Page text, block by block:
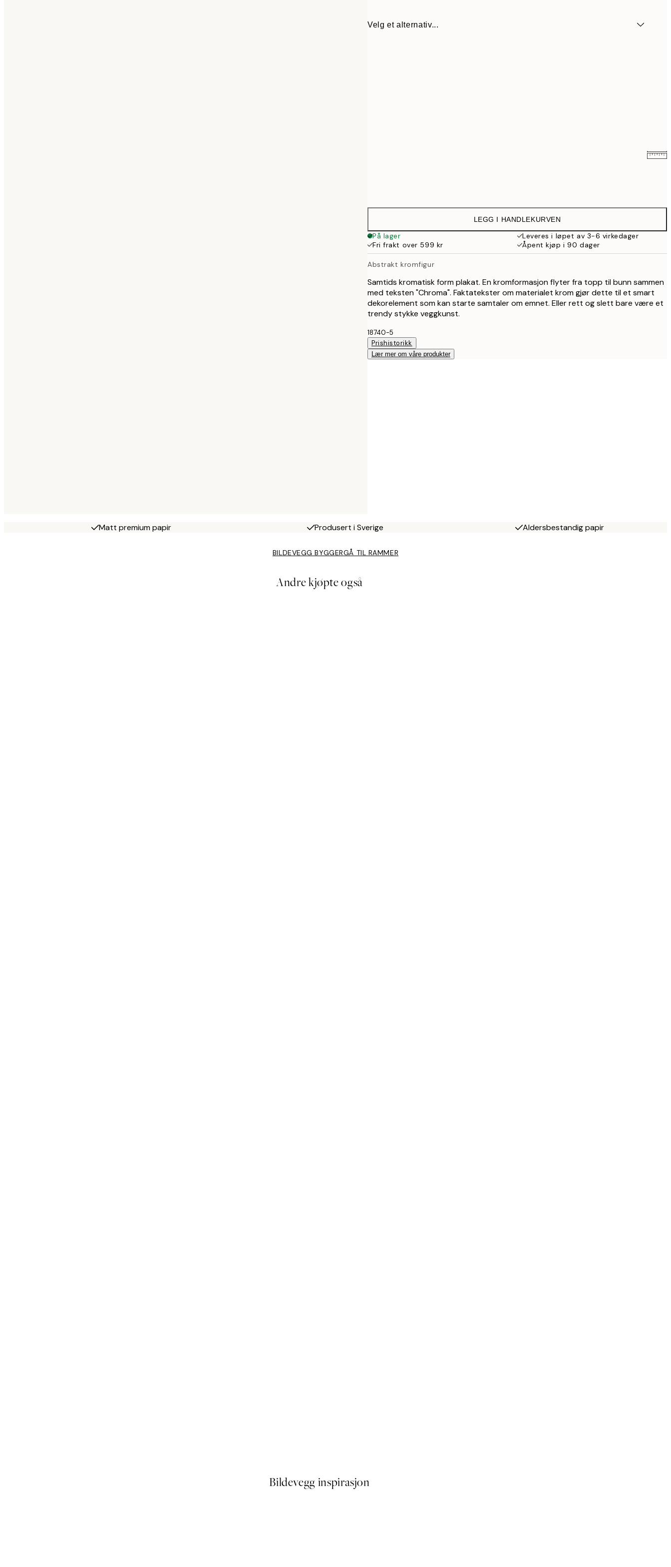
Velg et alternativ...
359 kr
LEGG I HANDLEKURVEN
På lager
Leveres i løpet av 3-6 virkedager
Fri frakt over 599 kr
Åpent kjøp i 90 dager
Abstrakt kromfigur
Samtids kromatisk form plakat. En kromformasjon flyter fra topp til bunn sammen
med teksten "Chroma". Faktatekster om materialet krom gjør dette til et smart
dekorelement som kan starte samtaler om emnet. Eller rett og slett bare være et
trendy stykke veggkunst.
18740-5
Prishistorikk
Lær mer om våre produkter
Matt premium papir Produsert i Sverige Aldersbestandig papir
BILDEVEGG BYGGERGÅ TIL RAMMER
Andre kjøpte også
Bildevegg inspirasjon